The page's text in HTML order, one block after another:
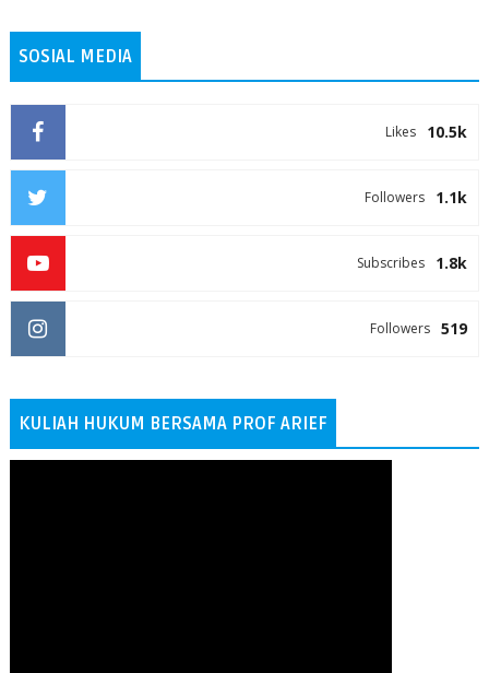
SOSIAL MEDIA
10.5k
Likes
1.1k
Followers
1.8k
Subscribes
519
Followers
KULIAH HUKUM BERSAMA PROF ARIEF